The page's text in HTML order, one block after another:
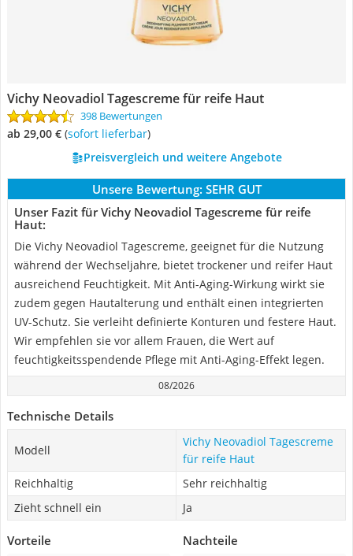
Vichy Neovadiol Tagescreme für reife Haut
398 Bewertungen
ab 29,00 € ( Sofort lieferbar)
Preisvergleich und weitere Angebote
Unsere Bewertung: SEHR GUT
Unser Fazit für Vichy Neovadiol Tagescreme für reife
Haut:
Die Vichy Neovadiol Tagescreme, geeignet für die Nutzung
während der Wechseljahre, bietet trockener und reifer Haut
ausreichend Feuchtigkeit. Mit Anti-Aging-Wirkung wirkt sie
zudem gegen Hautalterung und enthält einen integrierten
UV-Schutz. Sie verleiht definierte Konturen und festere Haut.
Wir empfehlen sie vor allem Frauen, die Wert auf
feuchtigkeitsspendende Pflege mit Anti-Aging-Effekt legen.
08/2026
Technische Details
Modell
Vichy Neovadiol Tagescreme
für reife Haut
Reichhaltig
Sehr reichhaltig
Zieht schnell ein
Ja
Vorteile Nachteile